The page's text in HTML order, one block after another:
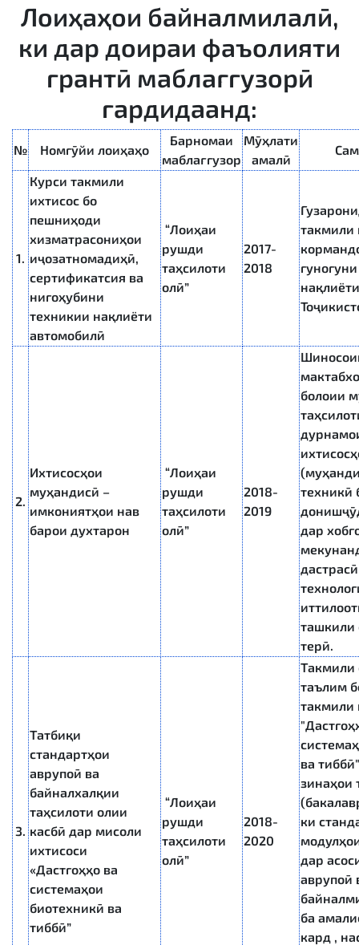
Лоиҳаҳои байналмилалӣ,
ки дар доираи фаъолияти
грантӣ маблағгузорӣ
гардидаанд:
№ Номгӯйи лоиҳаҳо
Барномаи
маблағгузор
Мӯҳлати
амалӣ
1.
Курси такмили
ихтисос бо
пешниҳоди
хизматрасониҳои
иҷозатномадиҳӣ,
сертификатсия ва
нигоҳубини
техникии нақлиёти
автомобилӣ
“Лоиҳаи
рушди
таҳсилоти
олӣ”
2017-
2018
такмили
2.
Ихтисосҳои
муҳандисӣ –
имкониятҳои нав
барои духтарон
“Лоиҳаи
рушди
таҳсилоти
олӣ”
2018-
2019
болоии
техникӣ
дар
терӣ.
3.
Татбиқи
стандартҳои
аврупоӣ ва
байналхалқии
таҳсилоти олии
касбӣ дар мисоли
ихтисоси
«Дастгоҳҳо ва
системаҳои
биотехникӣ ва
тиббӣ”
“Лоиҳаи
рушди
таҳсилоти
олӣ”
2018-
2020
Такмили
таълим
такмили
ва
зинаҳои
ки
дар
аврупоӣ
ба
кард ,